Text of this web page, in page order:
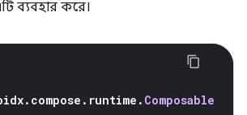
ব্যবহার করে।
. compose . runtime . Composable